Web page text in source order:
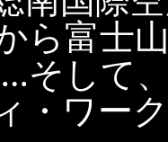
ら富士
そして
・ワー